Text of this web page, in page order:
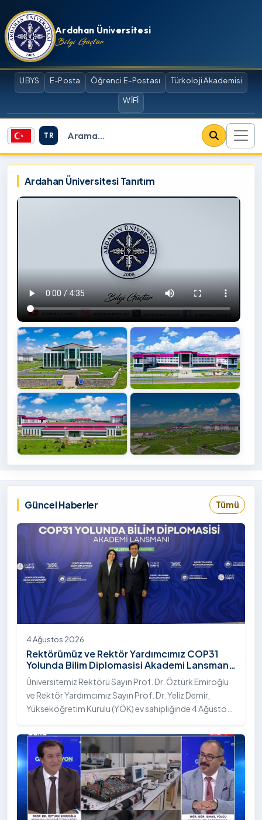
İçeriğe atla
Ardahan Üniversitesi
Bilgi Güçtür
UBYS E-Posta Öğrenci E-Postası Türkoloji Akademisi
WİFİ
TR
Site içi arama
Ardahan Üniversitesi
Ardahan Üniversitesi Tanıtım
İçin
Tıklayınız
Güncel Haberler Tümü
4 Ağustos 2026
Rektörümüz ve Rektör Yardımcımız COP31
Yolunda Bilim Diplomasisi Akademi Lansmanı
Toplantısına Katıldı
Üniversitemiz Rektörü Sayın Prof. Dr. Öztürk Emiroğlu
ve Rektör Yardımcımız Sayın Prof. Dr. Yeliz Demir,
Yükseköğretim Kurulu (YÖK) ev sahipliğinde 4 Ağustos
Bilim Diplomasisi: Akademi Lansmanı” programına
katıldı.